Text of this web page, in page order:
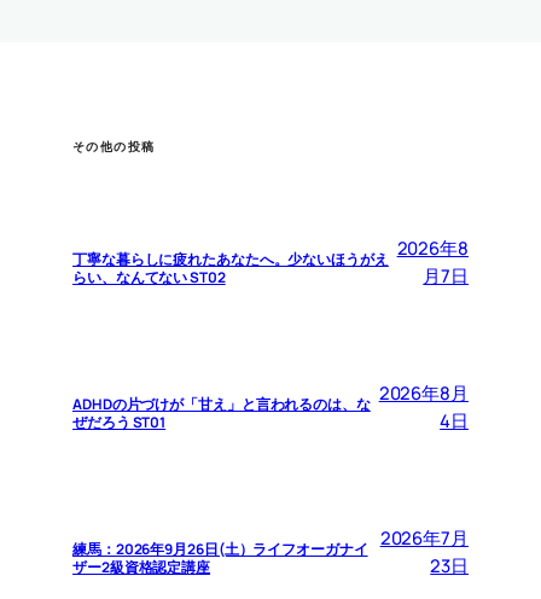
その他の投稿
丁寧な暮らしに疲れたあなたへ。少ないほうがえ
らい、なんてない ST02
2026年8
月7日
ADHDの片づけが「甘え」と言われるのは、な
ぜだろう ST01
2026年8月
4日
練馬：2026年9月26日(土）ライフオーガナイ
ザー2級資格認定講座
2026年7月
23日